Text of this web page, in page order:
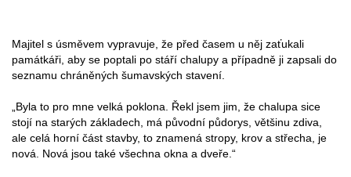
Majitel s úsměvem vypravuje, že před časem u něj zaťukali
památkáři, aby se poptali po stáří chalupy a případně ji zapsali do
seznamu chráněných šumavských stavení.
„Byla to pro mne velká poklona. Řekl jsem jim, že chalupa sice
stojí na starých základech, má původní půdorys, většinu zdiva,
ale celá horní část stavby, to znamená stropy, krov a střecha, je
nová. Nová jsou také všechna okna a dveře.“